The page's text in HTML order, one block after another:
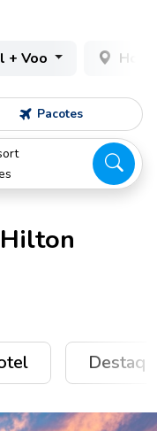
+ Voo
Pacotes